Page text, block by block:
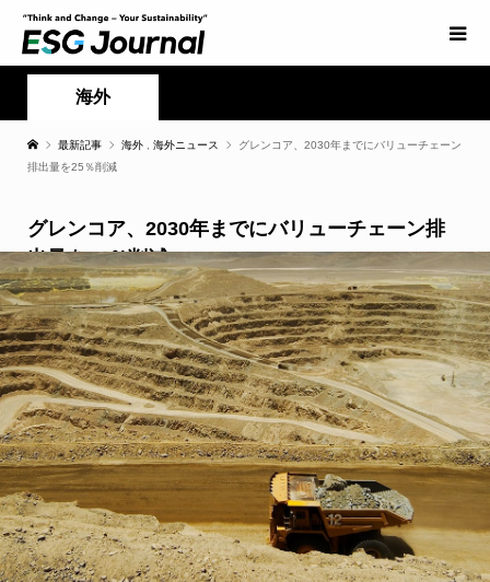
海外
最新記事 海外 海外ニュース
グレンコア、2030年までにバリューチェーン
排出量を25％削減
グレンコア、2030年までにバリューチェーン排
出量を25％削減